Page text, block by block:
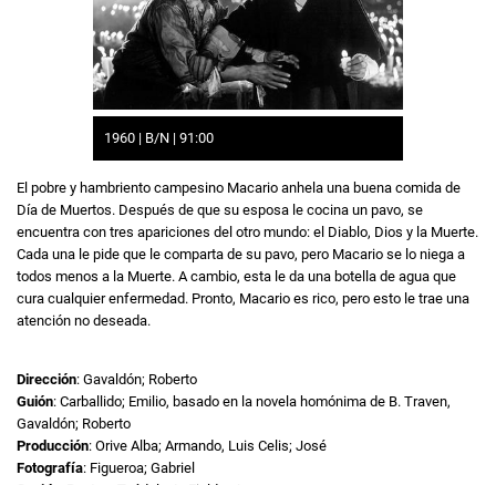
1960 | B/N | 91:00
El pobre y hambriento campesino Macario anhela una buena comida de
Día de Muertos. Después de que su esposa le cocina un pavo, se
encuentra con tres apariciones del otro mundo: el Diablo, Dios y la Muerte.
Cada una le pide que le comparta de su pavo, pero Macario se lo niega a
todos menos a la Muerte. A cambio, esta le da una botella de agua que
cura cualquier enfermedad. Pronto, Macario es rico, pero esto le trae una
atención no deseada.
Dirección: Gavaldón; Roberto
Guión: Carballido; Emilio, basado en la novela homónima de B. Traven,
Gavaldón; Roberto
Producción: Orive Alba; Armando, Luis Celis; José
Fotografía: Figueroa; Gabriel